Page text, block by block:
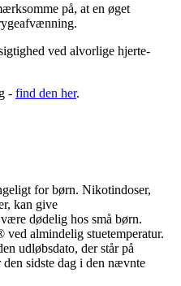
på, at en øget
ved alvorlige hjerte-
- find den her.
for børn. Nikotindoser,
kan give
dødelig hos små børn.
almindelig stuetemperatur.
udløbsdato, der står på
sidste dag i den nævnte